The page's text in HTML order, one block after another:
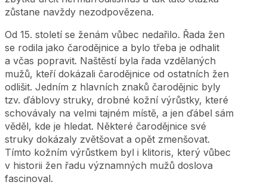
zůstane navždy nezodpovězena.
Od 15. století se ženám vůbec nedařilo. Řada žen
se rodila jako čarodějnice a bylo třeba je odhalit
a včas popravit. Naštěstí byla řada vzdělaných
mužů, kteří dokázali čarodějnice od ostatních žen
odlišit. Jedním z hlavních znaků čarodějnic byly
tzv. ďáblovy struky, drobné kožní výrůstky, které
schovávaly na velmi tajném místě, a jen ďábel sám
věděl, kde je hledat. Některé čarodějnice své
struky dokázaly zvětšovat a opět zmenšovat.
Tímto kožním výrůstkem byl i klitoris, který vůbec
v historii žen řadu významných mužů doslova
fascinoval.